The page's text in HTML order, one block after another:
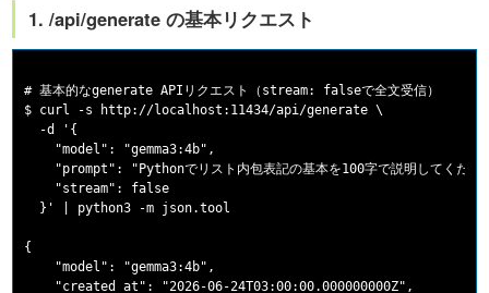
1. /api/generate の基本リクエスト
# 基本的なgenerate APIリクエスト（stream: falseで全文受信）
$ curl -s http://localhost:11434/api/generate \
  -d '{
    "model": "gemma3:4b",
"prompt": "Pythonでリスト内包表記の基本を100字で説明してくださ
    "stream": false
  }' | python3 -m json.tool
{
    "model": "gemma3:4b",
    "created_at": "2026-06-24T03:00:00.000000000Z",